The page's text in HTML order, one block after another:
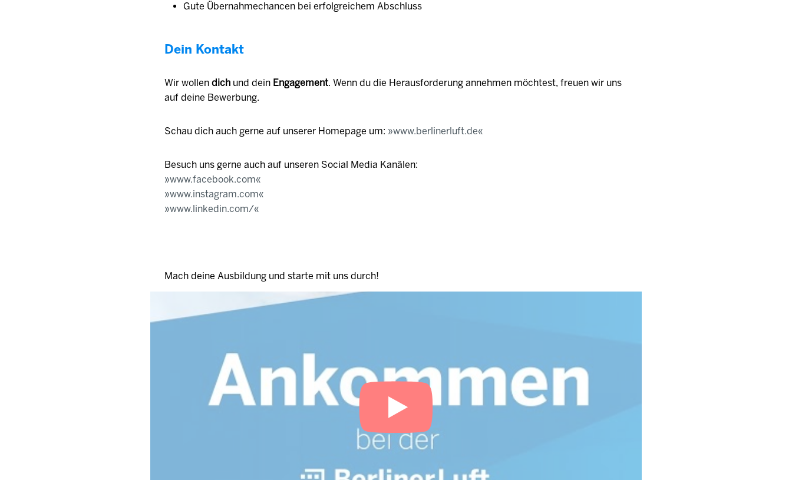
Gute Übernahmechancen bei erfolgreichem Abschluss
Dein Kontakt
Wir wollen dich und dein Engagement. Wenn du die Herausforderung annehmen möchtest, freuen wir uns
auf deine Bewerbung.
Schau dich auch gerne auf unserer Homepage um: www.berlinerluft.de
Besuch uns gerne auch auf unseren Social Media Kanälen:
www.facebook.com
www.instagram.com
www.linkedin.com/
Mach deine Ausbildung und starte mit uns durch!